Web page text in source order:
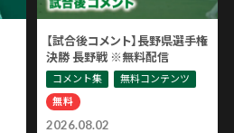
2026.08.02
【試合後コメント】長野県選手権
決勝 長野戦 ※無料配信
コメント集
無料コンテンツ
無料